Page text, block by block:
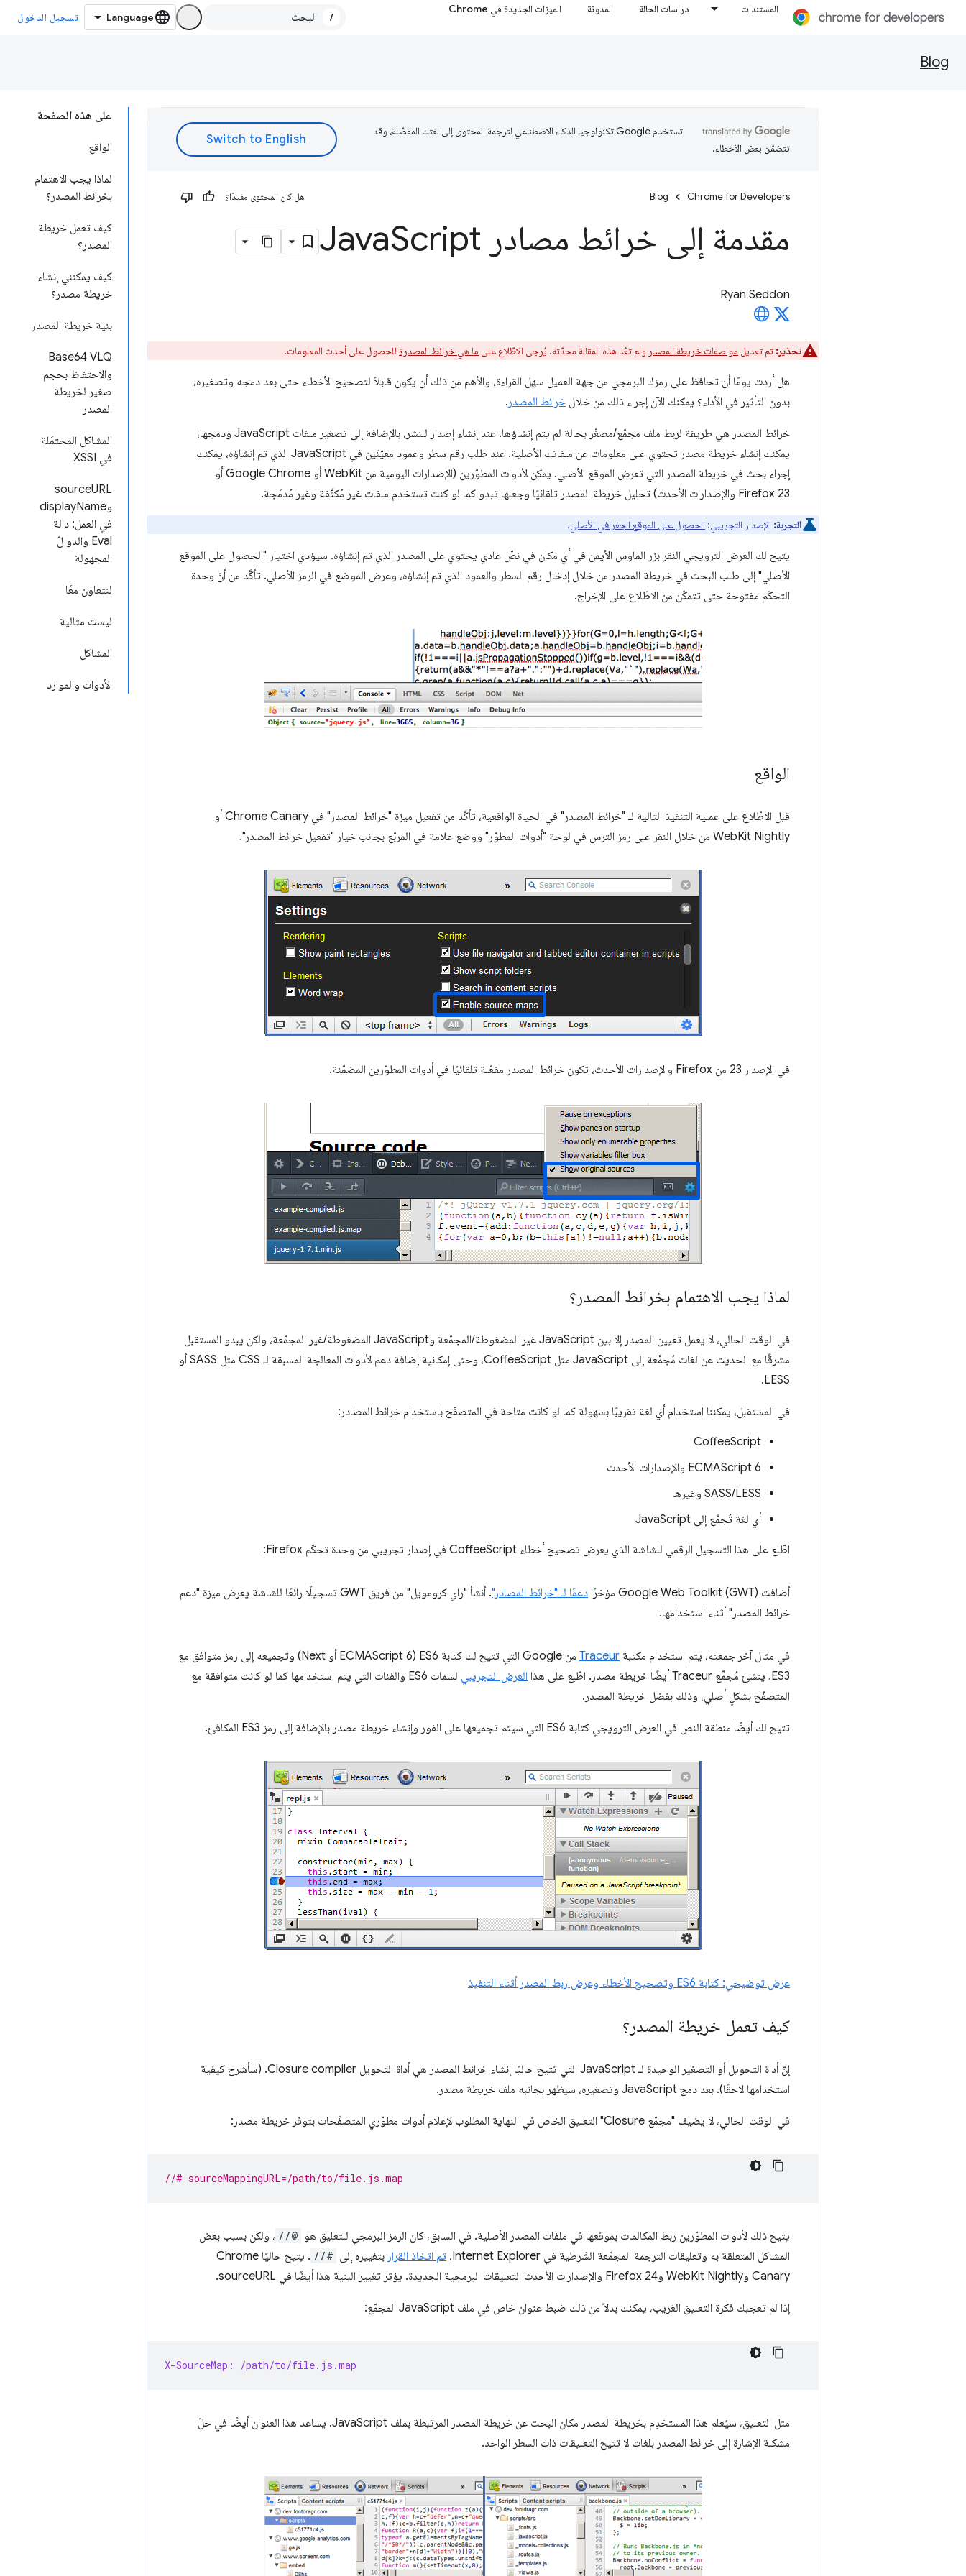
المستندات دراسات الحالة المدونة الميزات الجديدة في Chrome
/ تسجيل الدخول
Blog
على هذه الصفحة
الواقع
لماذا يجب الاهتمام
بخرائط المصدر؟
كيف تعمل خريطة
المصدر؟
كيف يمكنني إنشاء
خريطة مصدر؟
بنية خريطة المصدر
Base64 VLQ
والاحتفاظ بحجم
صغير لخريطة
المصدر
المشاكل المحتمَلة
في XSSI
sourceURL
وdisplayName
في العمل: دالة
Eval والدوالّ
المجهولة
لنتعاون معًا
ليست مثالية
المشاكل
الأدوات والموارد
تستخدم Google تكنولوجيا الذكاء الاصطناعي لترجمة المحتوى إلى لغتك المفضّلة، وقد
تتضمّن بعض الأخطاء.
Chrome for Developers
Blog هل كان المحتوى مفيدًا؟
مقدمة إلى خرائط مصادر Java Script
Ryan Seddon
تحذير: تم تعديل مواصفات خريطة المصدر ولم تعُد هذه المقالة محدّثة. يُرجى الاطّلاع على ما هي خرائط المصدر؟ للحصول على أحدث المعلومات.
هل أردت يومًا أن تحافظ على رمزك البرمجي من جهة العميل سهل القراءة، والأهم من ذلك أن يكون قابلاً لتصحيح الأخطاء حتى بعد دمجه وتصغيره،
بدون التأثير في الأداء؟ يمكنك الآن إجراء ذلك من خلال خرائط المصدر .
خرائط المصدر هي طريقة لربط ملف مجمّع/مصغّر بحالة لم يتم إنشاؤها. عند إنشاء إصدار للنشر، بالإضافة إلى تصغير ملفات JavaScript ودمجها،
يمكنك إنشاء خريطة مصدر تحتوي على معلومات عن ملفاتك الأصلية. عند طلب رقم سطر وعمود معيّنَين في JavaScript الذي تم إنشاؤه، يمكنك
إجراء بحث في خريطة المصدر التي تعرض الموقع الأصلي. يمكن لأدوات المطوّرين (الإصدارات اليومية من WebKit أو Google Chrome أو
Firefox 23 والإصدارات الأحدث) تحليل خريطة المصدر تلقائيًا وجعلها تبدو كما لو كنت تستخدم ملفات غير مُكثَّفة وغير مُدمَجة.
التجربة: الإصدار التجريبي: الحصول على الموقع الجغرافي الأصلي.
يتيح لك العرض الترويجي النقر بزر الماوس الأيمن في أي مكان في نصّ عادي يحتوي على المصدر الذي تم إنشاؤه. سيؤدي اختيار "الحصول على الموقع
الأصلي" إلى طلب البحث في خريطة المصدر من خلال إدخال رقم السطر والعمود الذي تم إنشاؤه، وعرض الموضع في الرمز الأصلي. تأكَّد من أنّ وحدة
التحكّم مفتوحة حتى تتمكّن من الاطّلاع على الإخراج.
الواقع
قبل الاطّلاع على عملية التنفيذ التالية لـ "خرائط المصدر" في الحياة الواقعية، تأكَّد من تفعيل ميزة "خرائط المصدر" في Chrome Canary أو
WebKit Nightly من خلال النقر على رمز الترس في لوحة "أدوات المطوّر" ووضع علامة في المربّع بجانب خيار "تفعيل خرائط المصدر".
في الإصدار 23 من Firefox والإصدارات الأحدث، تكون خرائط المصدر مفعّلة تلقائيًا في أدوات المطوّرين المضمّنة.
لماذا يجب الاهتمام بخرائط المصدر؟
في الوقت الحالي، لا يعمل تعيين المصدر إلا بين JavaScript غير المضغوطة/المجمّعة وJavaScript المضغوطة/غير المجمّعة، ولكن يبدو المستقبل
مشرقًا مع الحديث عن لغات مُجمَّعة إلى JavaScript مثل CoffeeScript، وحتى إمكانية إضافة دعم لأدوات المعالجة المسبقة لـ CSS مثل SASS أو
LESS.
في المستقبل، يمكننا استخدام أي لغة تقريبًا بسهولة كما لو كانت متاحة في المتصفّح باستخدام خرائط المصادر:
CoffeeScript
ECMAScript 6 والإصدارات الأحدث
SASS/LESS وغيرها
أي لغة تُجمَّع إلى JavaScript
اطّلِع على هذا التسجيل الرقمي للشاشة الذي يعرض تصحيح أخطاء CoffeeScript في إصدار تجريبي من وحدة تحكّم Firefox:
أضافت Google Web Toolkit (GWT) مؤخرًا دعمًا لـ "خرائط المصادر"
. أنشأ "راي كرومويل" من فريق GWT تسجيلًا رائعًا للشاشة يعرض ميزة "دعم
خرائط المصدر" أثناء استخدامها.
في مثال آخر جمعته، يتم استخدام مكتبة Traceur
من Google التي تتيح لك كتابة ES6 (ECMAScript 6 أو Next) وتجميعه إلى رمز متوافق مع
ES3. ينشئ مُجمِّع Traceur أيضًا خريطة مصدر. اطّلِع على هذا
العرض التجريبي
لسمات ES6 والفئات التي يتم استخدامها كما لو كانت متوافقة مع
المتصفّح بشكلٍ أصلي، وذلك بفضل خريطة المصدر.
تتيح لك أيضًا منطقة النص في العرض الترويجي كتابة ES6 التي سيتم تجميعها على الفور وإنشاء خريطة مصدر بالإضافة إلى رمز ES3 المكافئ.
عرض توضيحي: كتابة ES6 وتصحيح الأخطاء وعرض ربط المصدر أثناء التنفيذ
كيف تعمل خريطة المصدر؟
إنّ أداة التحويل أو التصغير الوحيدة لـ JavaScript التي تتيح حاليًا إنشاء خرائط المصدر هي أداة التحويل Closure compiler. (سأشرح كيفية
استخدامها لاحقًا). بعد دمج JavaScript وتصغيره، سيظهر بجانبه ملف خريطة مصدر.
في الوقت الحالي، لا يضيف "مجمّع Closure" التعليق الخاص في النهاية المطلوب لإعلام أدوات مطوّري المتصفّحات بتوفر خريطة مصدر:
//# sourceMappingURL=/path/to/file.js.map
يتيح ذلك لأدوات المطوّرين ربط المكالمات بموقعها في ملفات المصدر الأصلية. في السابق، كان الرمز البرمجي للتعليق هو //@ ، ولكن بسبب بعض
المشاكل المتعلقة به وتعليقات الترجمة المجمّعة الشَرطية في Internet Explorer،
تم اتخاذ القرار بتغييره إلى //#
. يتيح حاليًا Chrome
Canary وWebKit Nightly وFirefox 24 والإصدارات الأحدث التعليقات البرمجية الجديدة. يؤثر تغيير البنية هذا أيضًا في sourceURL.
إذا لم تعجبك فكرة التعليق الغريب، يمكنك بدلاً من ذلك ضبط عنوان خاص في ملف JavaScript المجمّع:
X-SourceMap: /path/to/file.js.map
مثل التعليق، سيُعلم هذا المستخدِم بخريطة المصدر مكان البحث عن خريطة المصدر المرتبطة بملف JavaScript. يساعد هذا العنوان أيضًا في حلّ
مشكلة الإشارة إلى خرائط المصدر بلغات لا تتيح التعليقات ذات السطر الواحد.